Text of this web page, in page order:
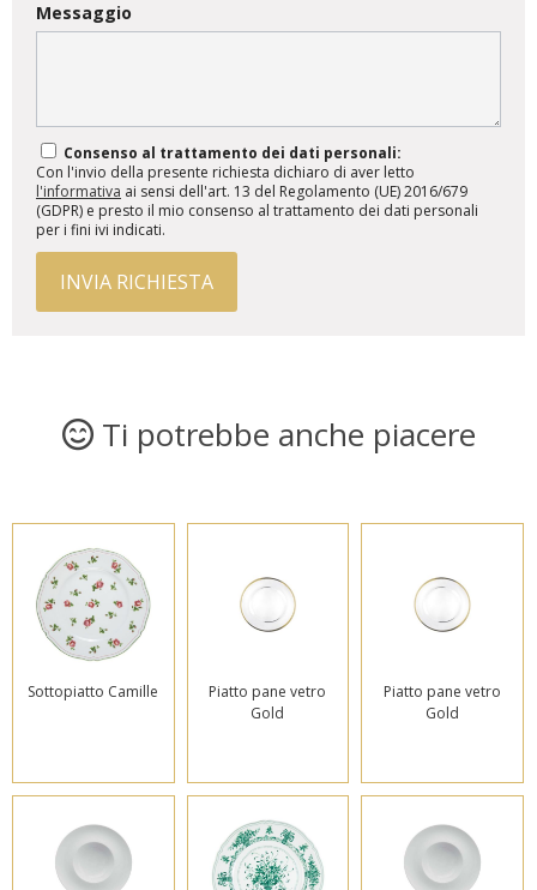
Messaggio
Consenso al trattamento dei dati personali:
Con l'invio della presente richiesta dichiaro di aver letto
l'informativa ai sensi dell'art. 13 del Regolamento (UE) 2016/679
(GDPR) e presto il mio consenso al trattamento dei dati personali
per i fini ivi indicati.
INVIA RICHIESTA
Ti potrebbe anche piacere
Sottopiatto Camille
Piatto pane vetro
Gold
Piatto pane vetro
Gold